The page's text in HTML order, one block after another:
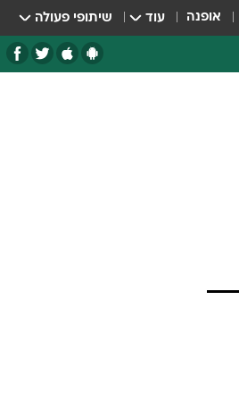
אופנה עוד שיתופי פעולה